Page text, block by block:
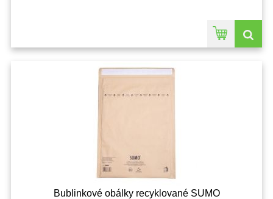
Bublinkové obálky recyklované SUMO